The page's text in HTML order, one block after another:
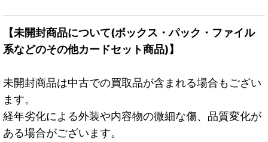
【未開封商品について(ボックス・パック・ファイル
系などのその他カードセット商品)】
未開封商品は中古での買取品が含まれる場合もござい
ます。
経年劣化による外装や内容物の微細な傷、品質変化が
ある場合がございます。